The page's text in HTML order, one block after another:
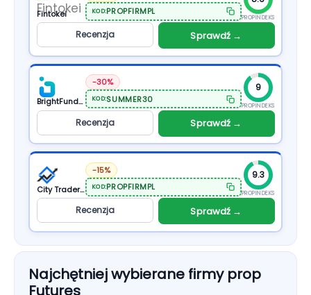
Fintokei KOD:PROPFIRMPL
PROPINDEKS
Recenzja Sprawdź →
BrightFunded
-30%
KOD:SUMMER30
9
PROPINDEKS
Recenzja Sprawdź →
City Traders Imperium
-15%
KOD:PROPFIRMPL
9.3
PROPINDEKS
Recenzja Sprawdź →
Najchętniej wybierane firmy prop
Futures